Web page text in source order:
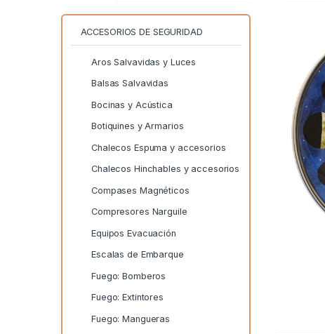
ACCESORIOS DE SEGURIDAD
Aros Salvavidas y Luces
Balsas Salvavidas
Bocinas y Acústica
Botiquines y Armarios
Chalecos Espuma y accesorios
Chalecos Hinchables y accesorios
Compases Magnéticos
Compresores Narguile
Equipos Evacuación
Escalas de Embarque
Fuego: Bomberos
Fuego: Extintores
Fuego: Mangueras